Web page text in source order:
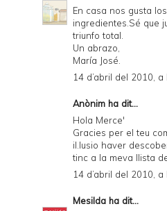
En casa nos gusta
ingredientes.Sé que
triunfo total.
Un abrazo,
María José.
14 d’abril del 2010, a
Anònim ha dit...
Hola Merce'
Gracies per el teu
il.lusio haver
tinc a la meva llista
14 d’abril del 2010, a
Mesilda ha dit...